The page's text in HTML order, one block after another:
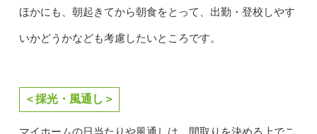
ほかにも、朝起きてから朝食をとって、出勤・登校しやす
いかどうかなども考慮したいところです。
＜採光・風通し＞
マイホームの日当たりや風通しは、間取りを決める上でこ